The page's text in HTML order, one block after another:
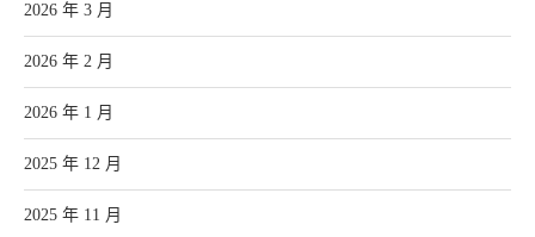
2026 年 3 月
2026 年 2 月
2026 年 1 月
2025 年 12 月
2025 年 11 月